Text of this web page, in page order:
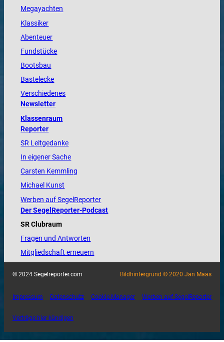
Megayachten
Klassiker
Abenteuer
Fundstücke
Bootsbau
Bastelecke
Verschiedenes
Newsletter
Klassenraum
Reporter
SR Leitgedanke
In eigener Sache
Carsten Kemmling
Michael Kunst
Werben auf SegelReporter
Der SegelReporter-Podcast
SR Clubraum
Fragen und Antworten
Mitgliedschaft erneuern
© 2024 Segelreporter.com Bildhintergrund © 2020 Jan Maas
Impressum Datenschutz Cookie-Manager Werben auf SegelReporter
Verträge hier kündigen